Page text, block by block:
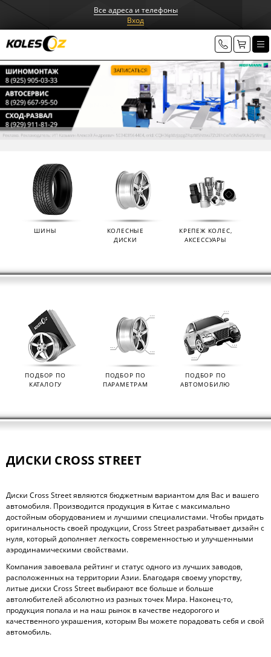
Все адреса и телефоны
Вход
ШИНЫ
КОЛЕСНЫЕ
ДИСКИ
КРЕПЕЖ КОЛЕС,
АКСЕССУАРЫ
ПОДБОР ПО
КАТАЛОГУ
ПОДБОР ПО
ПАРАМЕТРАМ
ПОДБОР ПО
АВТОМОБИЛЮ
ДИСКИ CROSS STREET
Диски Cross Street являются бюджетным вариантом для Вас и вашего
автомобиля. Производится продукция в Китае с максимально
достойным оборудованием и лучшими специалистами. Чтобы придать
оригинальность своей продукции, Cross Street разрабатывает дизайн с
нуля, который дополняет легкость современностью и улучшенными
аэродинамическими свойствами.
Компания завоевала рейтинг и статус одного из лучших заводов,
расположенных на территории Азии. Благодаря своему упорству,
литые диски Cross Street выбирают все больше и больше
автолюбителей абсолютно из разных точек Мира. Наконец-то,
продукция попала и на наш рынок в качестве недорогого и
качественного украшения, которым Вы можете порадовать себя и свой
автомобиль.